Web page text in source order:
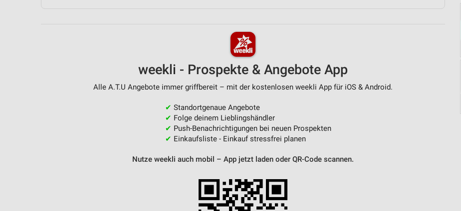
weekli - Prospekte & Angebote App
Alle A.T.U Angebote immer griffbereit – mit der kostenlosen weekli App für iOS & Android.
✔ Standortgenaue Angebote
✔ Folge deinem Lieblingshändler
✔ Push-Benachrichtigungen bei neuen Prospekten
✔ Einkaufsliste - Einkauf stressfrei planen
Nutze weekli auch mobil – App jetzt laden oder QR-Code scannen.